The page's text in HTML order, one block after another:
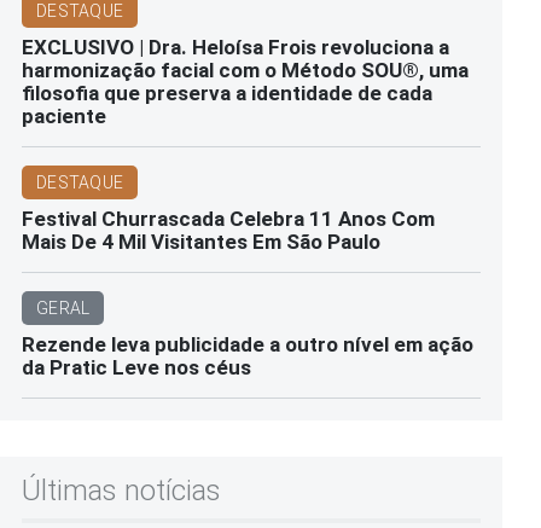
DESTAQUE
EXCLUSIVO | Dra. Heloísa Frois revoluciona a
harmonização facial com o Método SOU®️, uma
filosofia que preserva a identidade de cada
paciente
DESTAQUE
Festival Churrascada Celebra 11 Anos Com
Mais De 4 Mil Visitantes Em São Paulo
GERAL
Rezende leva publicidade a outro nível em ação
da Pratic Leve nos céus
Últimas notícias